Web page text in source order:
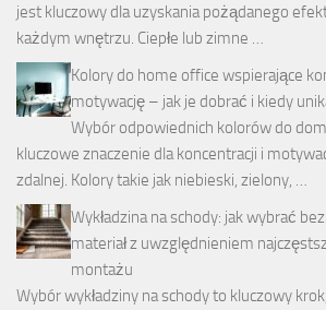
jest kluczowy dla uzyskania pożądanego
każdym wnętrzu. Ciepłe lub zimne …
Kolory do home office wspierające
motywację – jak je dobrać i kiedy
Wybór odpowiednich kolorów do
kluczowe znaczenie dla koncentracji i
zdalnej. Kolory takie jak niebieski, zielony, …
Wykładzina na schody: jak wybrać
materiał z uwzględnieniem
montażu
Wybór wykładziny na schody to kluczowy